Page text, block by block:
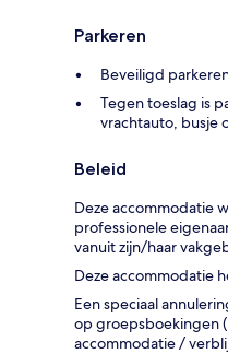
Parkeren
Beveiligd
Tegen toeslag is
vrachtauto, busje
Beleid
Deze accommodatie
professionele
vanuit zijn/haar
Deze accommodatie
Een speciaal
op groepsboekingen
accommodatie /